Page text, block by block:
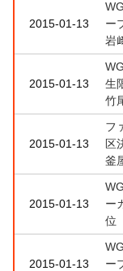
2015-01-13
ー
岩
2015-01-13
生
竹
2015-01-13
フ
区
釜
2015-01-13
ー
位
2015-01-13
ー